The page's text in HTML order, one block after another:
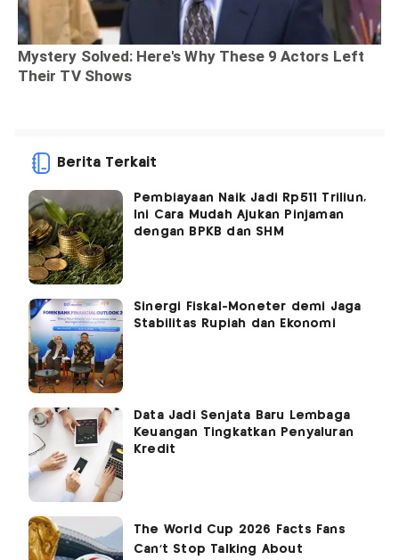
Berita Terkait
Pembiayaan Naik Jadi Rp511 Triliun,
Ini Cara Mudah Ajukan Pinjaman
dengan BPKB dan SHM
Sinergi Fiskal-Moneter demi Jaga
Stabilitas Rupiah dan Ekonomi
Data Jadi Senjata Baru Lembaga
Keuangan Tingkatkan Penyaluran
Kredit